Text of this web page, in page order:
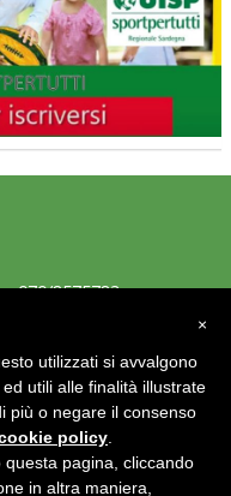
anche in estate
prima riunione a
070/8575783
×
utilizzati si avvalgono
utili alle finalità illustrate
più o negare il consenso
policy
pagina, cliccando
in altra maniera,